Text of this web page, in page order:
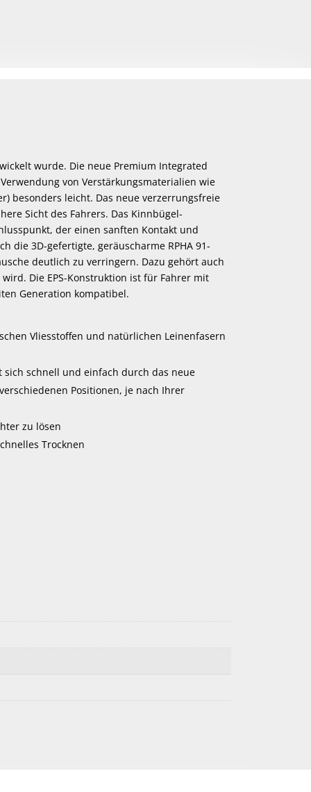
wurde. Die neue Premium Integrated
von Verstärkungsmaterialien wie
besonders leicht. Das neue verzerrungsfreie
Sicht des Fahrers. Das Kinnbügel-
der einen sanften Kontakt und
die 3D-gefertigte, geräuscharme RPHA 91-
deutlich zu verringern. Dazu gehört auch
Die EPS-Konstruktion ist für Fahrer mit
Generation kompatibel.
Vliesstoffen und natürlichen Leinenfasern
schnell und einfach durch das neue
Positionen, je nach Ihrer
zu lösen
Trocknen